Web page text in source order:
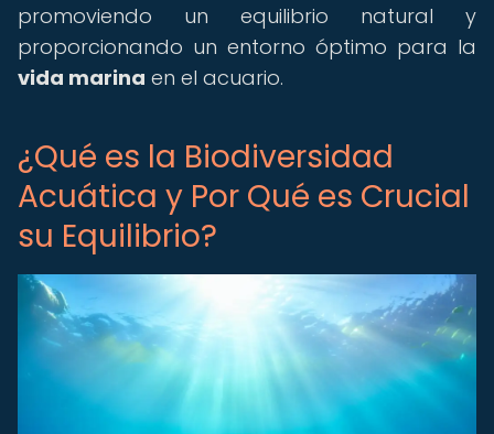
promoviendo un equilibrio natural y
proporcionando un entorno óptimo para la
vida marina en el acuario.
¿Qué es la Biodiversidad
Acuática y Por Qué es Crucial
su Equilibrio?